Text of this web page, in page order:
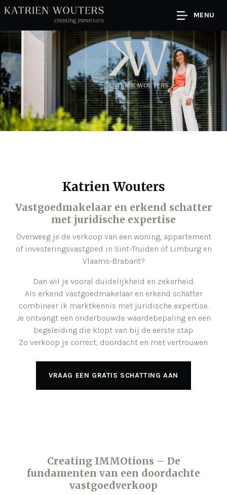
MENU
Katrien Wouters
Vastgoedmakelaar en erkend schatter
met juridische expertise
Overweeg je de verkoop van een woning, appartement
of investeringsvastgoed in Sint-Truiden of Limburg en
Vlaams-Brabant?
Dan wil je vooral duidelijkheid en zekerheid.
Als erkend vastgoedmakelaar en erkend schatter
combineer ik marktkennis met juridische expertise.
Je ontvangt een onderbouwde waardebepaling en een
begeleiding die klopt van bij de eerste stap.
Zo verkoop je correct, doordacht en met vertrouwen.
VRAAG EEN GRATIS SCHATTING AAN
Creating IMMOtions – De
fundamenten van een doordachte
vastgoedverkoop